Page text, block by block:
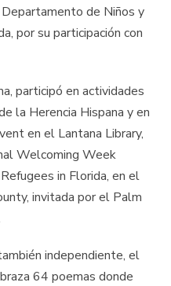
de Niños y
por su participación con
participó en actividades
la Herencia Hispana y en
en el Lantana Library,
Welcoming Week
in Florida, en el
invitada por el Palm
independiente, el
64 poemas donde